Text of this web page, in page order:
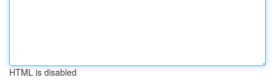
HTML is disabled